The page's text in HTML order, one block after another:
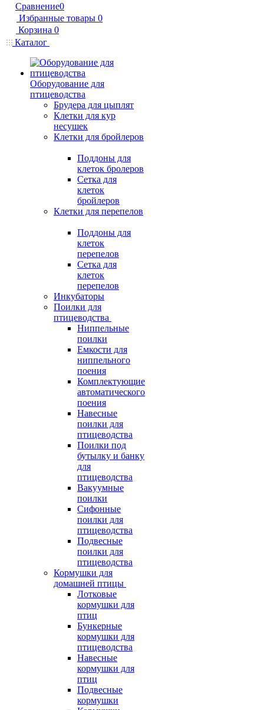
Сравнение0
Избранные товары 0
Корзина 0
Каталог
Оборудование для
птицеводства
Брудера для цыплят
Клетки для кур
несушек
Клетки для бройлеров
Поддоны для
клеток бролеров
Сетка для
клеток
бройлеров
Клетки для перепелов
Поддоны для
клеток
перепелов
Сетка для
клеток
перепелов
Инкубаторы
Поилки для
птицеводства
Ниппельные
поилки
Емкости для
ниппельного
поения
Комплектующие
автоматического
поения
Навесные
поилки для
птицеводства
Поилки под
бутылку и банку
для
птицеводства
Вакуумные
поилки
Сифонные
поилки для
птицеводства
Подвесные
поилки для
птицеводства
Кормушки для
домашней птицы
Лотковые
кормушки для
птиц
Бункерные
кормушки для
птицеводства
Навесные
кормушки для
птиц
Подвесные
кормушки